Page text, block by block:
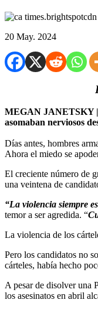
20 May. 2024
MEGAN JANETSKY |
asomaban nerviosos
Días antes, hombres
Ahora el miedo se
El creciente número de
una veintena de
“La violencia siempre
temor a ser agredida. “
La violencia de los
Pero los candidatos no
cárteles, había hecho
A pesar de disolver una
los asesinatos en abril